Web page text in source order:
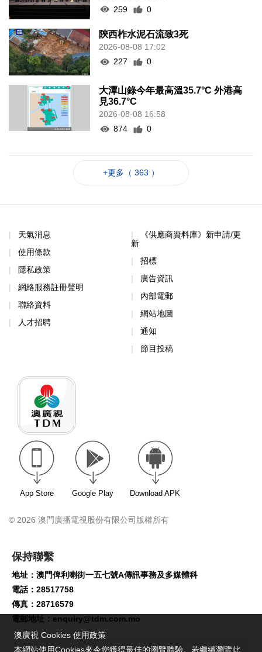
259
0
陝西柞水泥石流致3死
2026-08-08 17:02
227
0
大潭山錄今年最高溫35.7°C 外港高
見36.7°C
2026-08-08 16:58
874
0
+更多（ 363 ）
天氣消息
使用條款
隱私政策
網絡服務註冊聲明
聯絡資料
人才招聘
《供應商資料庫》新申請/更
新
招標
廣告資訊
內部電郵
網站地圖
通知
節目投稿
App Store Google Play Download APK
© 2026 澳門廣播電視股份有限公司版權所有
保持聯繫
地址：澳門俾利喇街一五七號A傳訊事務及多媒體科
電話：28517758
傳真：28716579
電郵地址： enquiry@tdm.com.mo
澳廣視 Cookies 使用政策
本網站使用Cookies來令您獲得最佳的瀏覽體驗。若繼續瀏覽此